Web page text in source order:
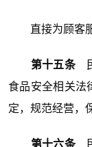
直接为顾客服
第十五条民
食品安全相关法
定，规范经营，
第十六条